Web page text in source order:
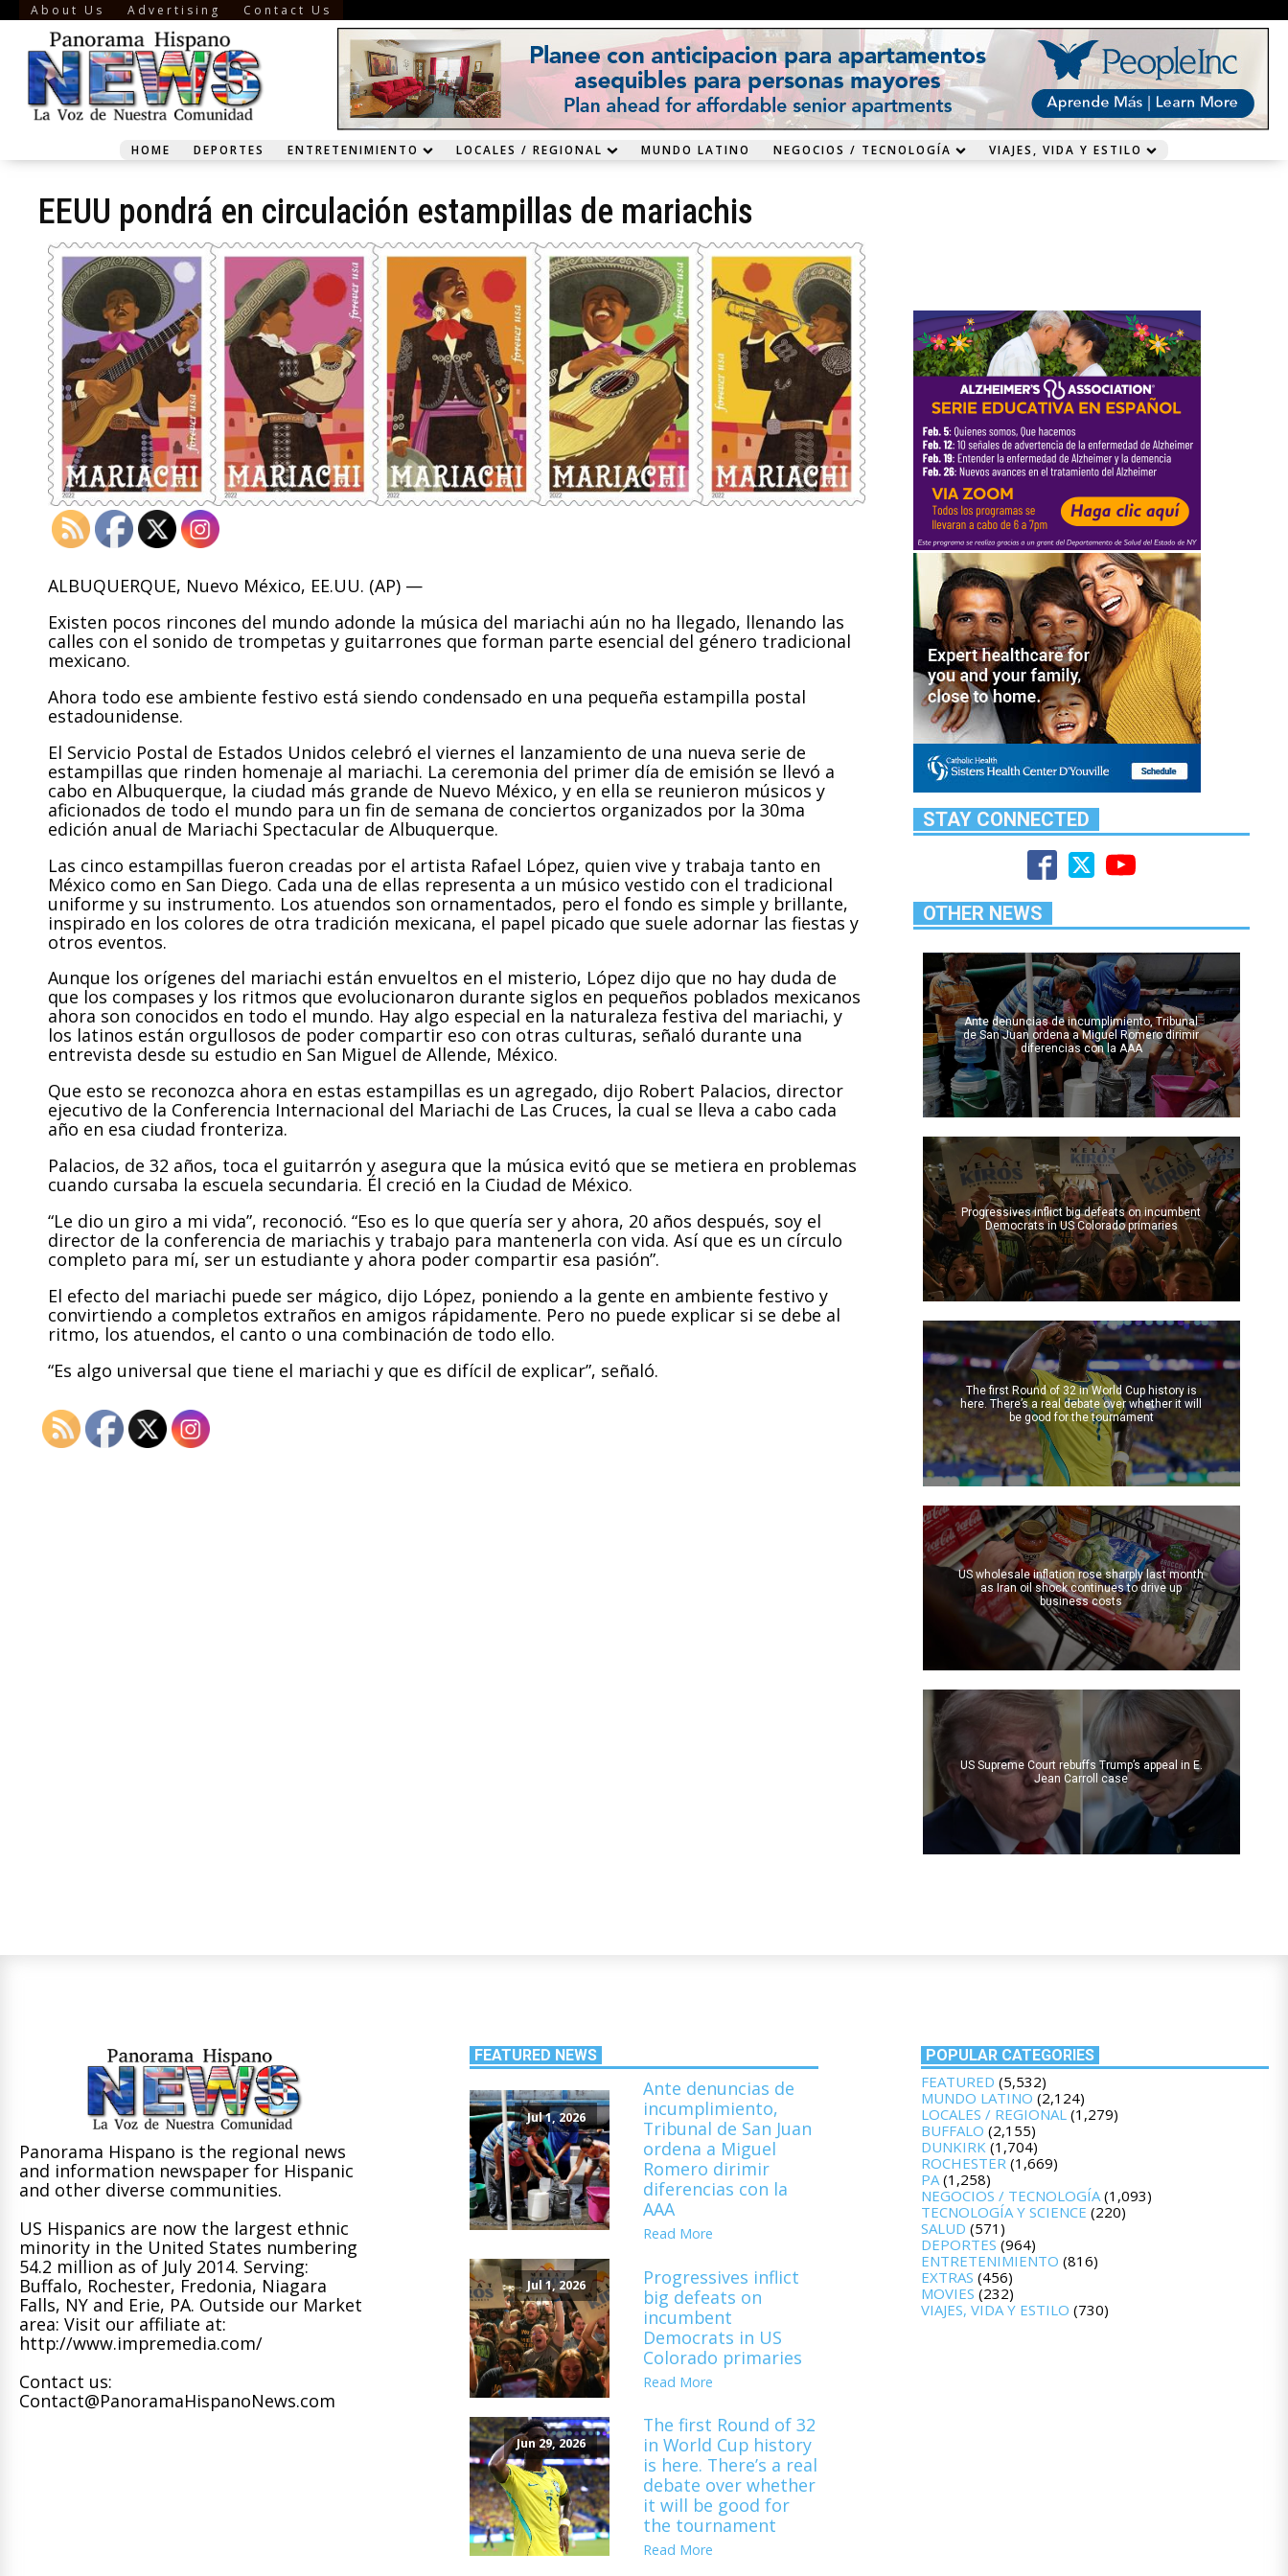
About Us Advertising Contact Us
HOME DEPORTES ENTRETENIMIENTO LOCALES / REGIONAL MUNDO LATINO NEGOCIOS / TECNOLOGÍA VIAJES, VIDA Y ESTILO
EEUU pondrá en circulación estampillas de mariachis
ALBUQUERQUE, Nuevo México, EE.UU. (AP) —
Existen pocos rincones del mundo adonde la música del mariachi aún no ha llegado, llenando las
calles con el sonido de trompetas y guitarrones que forman parte esencial del género tradicional
mexicano.
Ahora todo ese ambiente festivo está siendo condensado en una pequeña estampilla postal
estadounidense.
El Servicio Postal de Estados Unidos celebró el viernes el lanzamiento de una nueva serie de
estampillas que rinden homenaje al mariachi. La ceremonia del primer día de emisión se llevó a
cabo en Albuquerque, la ciudad más grande de Nuevo México, y en ella se reunieron músicos y
aficionados de todo el mundo para un fin de semana de conciertos organizados por la 30ma
edición anual de Mariachi Spectacular de Albuquerque.
Las cinco estampillas fueron creadas por el artista Rafael López, quien vive y trabaja tanto en
México como en San Diego. Cada una de ellas representa a un músico vestido con el tradicional
uniforme y su instrumento. Los atuendos son ornamentados, pero el fondo es simple y brillante,
inspirado en los colores de otra tradición mexicana, el papel picado que suele adornar las fiestas y
otros eventos.
Aunque los orígenes del mariachi están envueltos en el misterio, López dijo que no hay duda de
que los compases y los ritmos que evolucionaron durante siglos en pequeños poblados mexicanos
ahora son conocidos en todo el mundo. Hay algo especial en la naturaleza festiva del mariachi, y
los latinos están orgullosos de poder compartir eso con otras culturas, señaló durante una
entrevista desde su estudio en San Miguel de Allende, México.
Que esto se reconozca ahora en estas estampillas es un agregado, dijo Robert Palacios, director
ejecutivo de la Conferencia Internacional del Mariachi de Las Cruces, la cual se lleva a cabo cada
año en esa ciudad fronteriza.
Palacios, de 32 años, toca el guitarrón y asegura que la música evitó que se metiera en problemas
cuando cursaba la escuela secundaria. Él creció en la Ciudad de México.
“Le dio un giro a mi vida”, reconoció. “Eso es lo que quería ser y ahora, 20 años después, soy el
director de la conferencia de mariachis y trabajo para mantenerla con vida. Así que es un círculo
completo para mí, ser un estudiante y ahora poder compartir esa pasión”.
El efecto del mariachi puede ser mágico, dijo López, poniendo a la gente en ambiente festivo y
convirtiendo a completos extraños en amigos rápidamente. Pero no puede explicar si se debe al
ritmo, los atuendos, el canto o una combinación de todo ello.
“Es algo universal que tiene el mariachi y que es difícil de explicar”, señaló.
STAY CONNECTED
OTHER NEWS
Ante denuncias de incumplimiento, Tribunal
de San Juan ordena a Miguel Romero dirimir
diferencias con la AAA
Progressives inflict big defeats on incumbent
Democrats in US Colorado primaries
The first Round of 32 in World Cup history is
here. There’s a real debate over whether it will
be good for the tournament
US wholesale inflation rose sharply last month
as Iran oil shock continues to drive up
business costs
US Supreme Court rebuffs Trump’s appeal in E.
Jean Carroll case
Panorama Hispano is the regional news
and information newspaper for Hispanic
and other diverse communities.
US Hispanics are now the largest ethnic
minority in the United States numbering
54.2 million as of July 2014. Serving:
Buffalo, Rochester, Fredonia, Niagara
Falls, NY and Erie, PA. Outside our Market
area: Visit our affiliate at:
http://www.impremedia.com/
Contact us:
Contact@PanoramaHispanoNews.com
FEATURED NEWS
Jul 1, 2026
Ante denuncias de
incumplimiento,
Tribunal de San Juan
ordena a Miguel
Romero dirimir
diferencias con la
AAA
Read More
Jul 1, 2026
Progressives inflict
big defeats on
incumbent
Democrats in US
Colorado primaries
Read More
Jun 29, 2026
The first Round of 32
in World Cup history
is here. There’s a real
debate over whether
it will be good for
the tournament
Read More
POPULAR CATEGORIES
FEATURED (5,532)
MUNDO LATINO (2,124)
LOCALES / REGIONAL(1,279)
BUFFALO (2,155)
DUNKIRK(1,704)
ROCHESTER(1,669)
PA(1,258)
NEGOCIOS / TECNOLOGÍA(1,093)
TECNOLOGÍA Y SCIENCE (220)
SALUD (571)
DEPORTES (964)
ENTRETENIMIENTO (816)
EXTRAS (456)
MOVIES (232)
VIAJES, VIDA Y ESTILO (730)